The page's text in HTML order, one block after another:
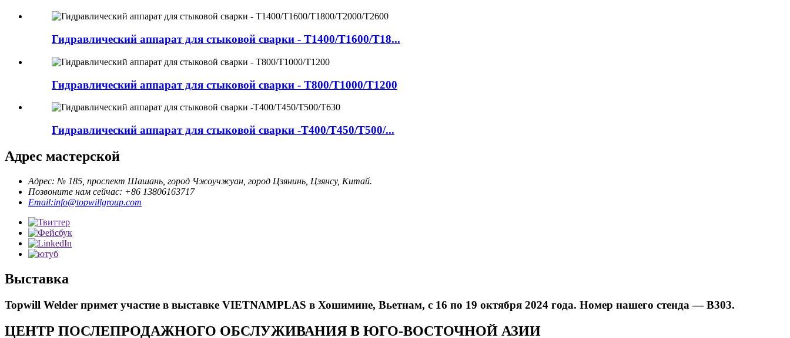
Гидравлический аппарат для стыковой сварки - T1400/T1600/T18...
Гидравлический аппарат для стыковой сварки - T800/T1000/T1200
Гидравлический аппарат для стыковой сварки -T400/T450/T500/...
Адрес мастерской
Адрес: № 185, проспект Шашань, город Чжоучжуан, город Цзянинь, Цзянсу, Китай.
Позвоните нам сейчас: +86 13806163717
Email:info@topwillgroup.com
Выставка
Topwill Welder примет участие в выставке VIETNAMPLAS в Хошимине, Вьетнам, с 16 по 19 октября 2024 года. Номер нашего стенда — B303.
ЦЕНТР ПОСЛЕПРОДАЖНОГО ОБСЛУЖИВАНИЯ В ЮГО-ВОСТОЧНОЙ АЗИИ